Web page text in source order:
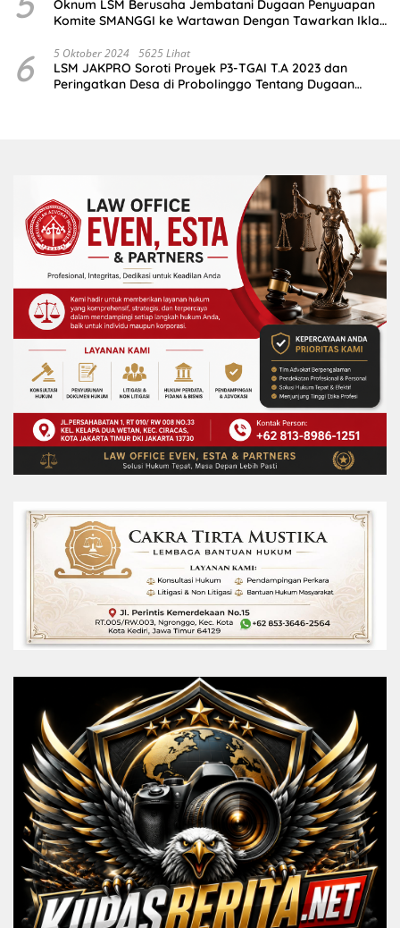
Oknum LSM Berusaha Jembatani Dugaan Penyuapan
Komite SMANGGI ke Wartawan Dengan Tawarkan Iklan
6 5 Oktober 2024 5625 Lihat
LSM JAKPRO Soroti Proyek P3-TGAI T.A 2023 dan
Peringatkan Desa di Probolinggo Tentang Dugaan